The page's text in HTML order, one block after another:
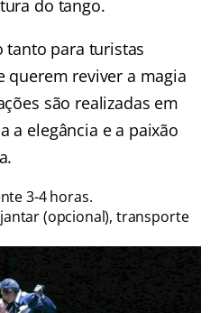
do tango.
tanto para turistas
querem reviver a magia
são realizadas em
a elegância e a paixão
3-4 horas.
(opcional), transporte